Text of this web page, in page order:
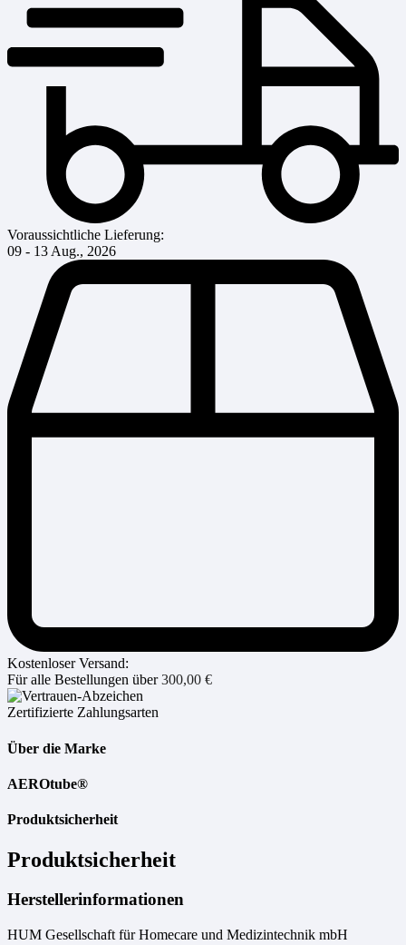
Voraussichtliche Lieferung:
09 - 13 Aug., 2026
Kostenloser Versand:
Für alle Bestellungen über300,00 €
Zertifizierte Zahlungsarten
Über die Marke
AEROtube®
Produktsicherheit
Produktsicherheit
Herstellerinformationen
HUM Gesellschaft für Homecare und Medizintechnik mbH